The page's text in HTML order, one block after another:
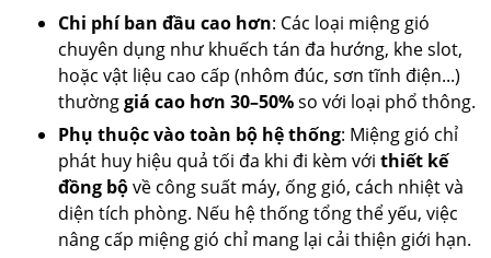
Chi phí ban đầu cao hơn: Các loại miệng gió
chuyên dụng như khuếch tán đa hướng, khe slot,
hoặc vật liệu cao cấp (nhôm đúc, sơn tĩnh điện...)
thườnggiá cao hơn 30–50%so với loại phổ thông.
Phụ thuộc vào toàn bộ hệ thống: Miệng gió chỉ
phát huy hiệu quả tối đa khi đi kèm vớithiết kế
đồng bộvề công suất máy, ống gió, cách nhiệt và
diện tích phòng. Nếu hệ thống tổng thể yếu, việc
nâng cấp miệng gió chỉ mang lại cải thiện giới hạn.